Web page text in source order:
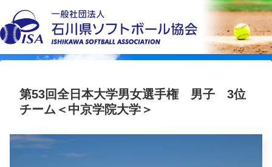
第53回全日本大学男女選手権 男子 3位
チーム＜中京学院大学＞